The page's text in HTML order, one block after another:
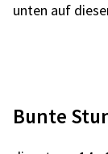
unten auf
Bunte